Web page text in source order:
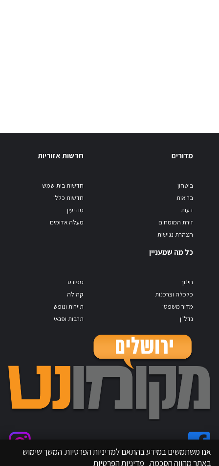
מדורים
ביטחון
בריאות
דעות
זירת המומחים
הצהרת נגישות
חדשות אזוריות
חדשות בית שמש
חדשות כללי
מודיעין
מעלה אדומים
כל מה שמעניין
חינוך
כלכלה וצרכנות
מדור משפטי
נדל"ן
ספורט
קהילה
תיירות ונופש
תרבות ופנאי
אנו משתמשים במידע בהתאם למדיניות הפרטיות. המשך שימוש
באתר מהווה הסכמה. מדיניות הפרטיות